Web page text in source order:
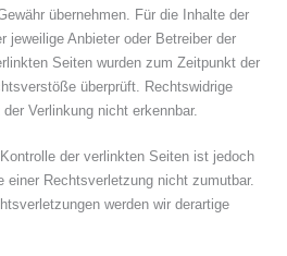
übernehmen. Für die Inhalte der
Anbieter oder Betreiber der
Seiten wurden zum Zeitpunkt der
überprüft. Rechtswidrige
Verlinkung nicht erkennbar.
der verlinkten Seiten ist jedoch
einer Rechtsverletzung nicht zumutbar.
werden wir derartige